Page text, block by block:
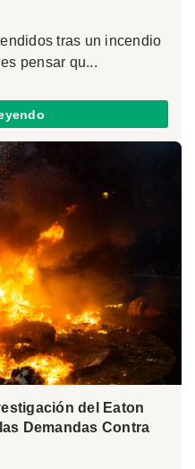
tras un incendio
pensar qu...
del Eaton
Demandas Contra